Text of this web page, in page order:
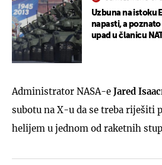
Uzbuna na istoku
napasti, a
upad u članicu
Administrator NASA-e Jared
subotu na X-u da se treba riješiti
helijem u jednom od raketnih